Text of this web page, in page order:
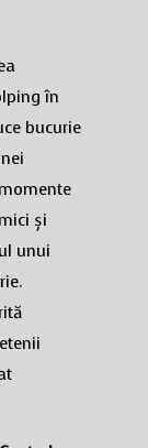
în
bucurie
și
unui